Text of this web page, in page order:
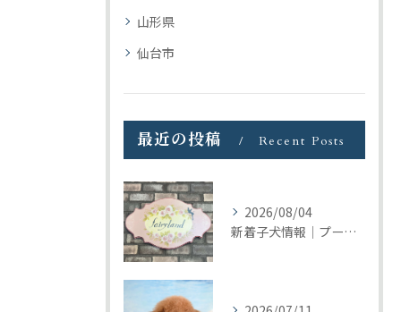
山形県
仙台市
最近の投稿 Recent Posts
2026/08/04
新着子犬情報｜プードル＆ビションプーの募集をまとめて開始しました